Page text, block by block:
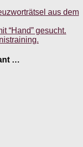
aus dem
“Hand” gesucht.
…